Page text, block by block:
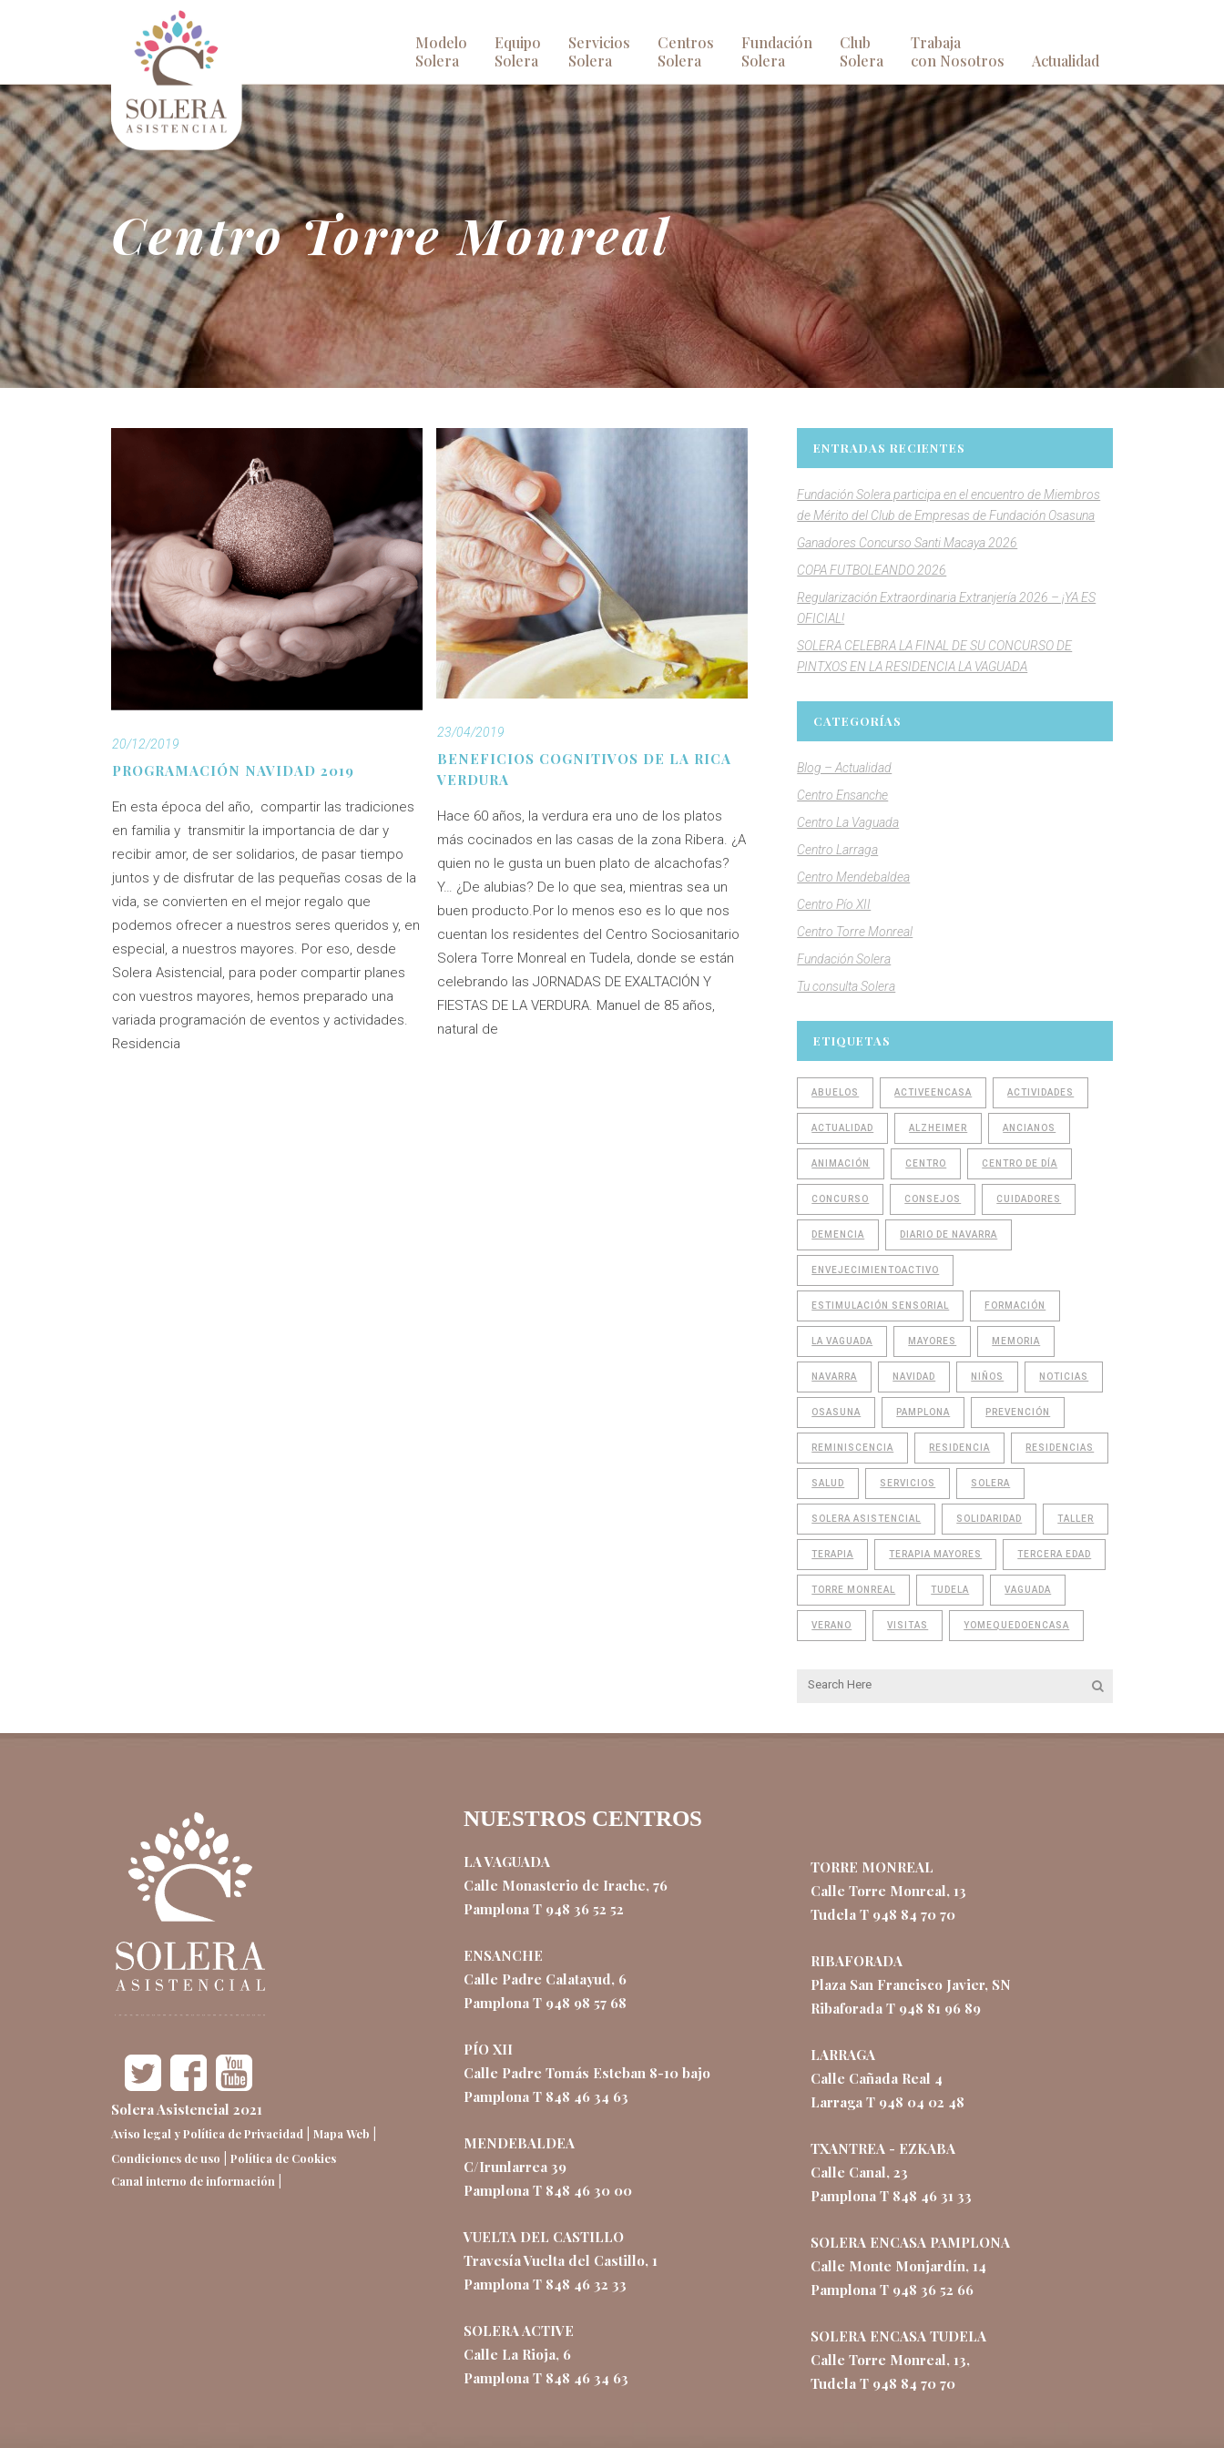
Modelo
Solera
Equipo
Solera
Servicios
Solera
Centros
Solera
Fundación
Solera
Club
Solera
Trabaja
con Nosotros
Actualidad
Centro Torre Monreal
20/12/2019
PROGRAMACIÓN NAVIDAD 2019
En esta época del año, compartir las tradiciones
en familia y transmitir la importancia de dar y
recibir amor, de ser solidarios, de pasar tiempo
juntos y de disfrutar de las pequeñas cosas de la
vida, se convierten en el mejor regalo que
podemos ofrecer a nuestros seres queridos y, en
especial, a nuestros mayores. Por eso, desde
Solera Asistencial, para poder compartir planes
con vuestros mayores, hemos preparado una
variada programación de eventos y actividades.
Residencia
23/04/2019
BENEFICIOS COGNITIVOS DE LA RICA
VERDURA
Hace 60 años, la verdura era uno de los platos
más cocinados en las casas de la zona Ribera. ¿A
quien no le gusta un buen plato de alcachofas?
Y… ¿De alubias? De lo que sea, mientras sea un
buen producto.Por lo menos eso es lo que nos
cuentan los residentes del Centro Sociosanitario
Solera Torre Monreal en Tudela, donde se están
celebrando las JORNADAS DE EXALTACIÓN Y
FIESTAS DE LA VERDURA. Manuel de 85 años,
natural de
ENTRADAS RECIENTES
Fundación Solera participa en el encuentro de Miembros
de Mérito del Club de Empresas de Fundación Osasuna
Ganadores Concurso Santi Macaya 2026
COPA FUTBOLEANDO 2026
Regularización Extraordinaria Extranjería 2026 – ¡YA ES
OFICIAL!
SOLERA CELEBRA LA FINAL DE SU CONCURSO DE
PINTXOS EN LA RESIDENCIA LA VAGUADA
CATEGORÍAS
Blog – Actualidad
Centro Ensanche
Centro La Vaguada
Centro Larraga
Centro Mendebaldea
Centro Pío XII
Centro Torre Monreal
Fundación Solera
Tu consulta Solera
ETIQUETAS
ABUELOS ACTIVEENCASA ACTIVIDADES
ACTUALIDAD ALZHEIMER ANCIANOS
ANIMACIÓN CENTRO CENTRO DE DÍA
CONCURSO CONSEJOS CUIDADORES
DEMENCIA DIARIO DE NAVARRA
ENVEJECIMIENTOACTIVO
ESTIMULACIÓN SENSORIAL FORMACIÓN
LA VAGUADA MAYORES MEMORIA
NAVARRA NAVIDAD NIÑOS NOTICIAS
OSASUNA PAMPLONA PREVENCIÓN
REMINISCENCIA RESIDENCIA RESIDENCIAS
SALUD SERVICIOS SOLERA
SOLERA ASISTENCIAL SOLIDARIDAD TALLER
TERAPIA TERAPIA MAYORES TERCERA EDAD
TORRE MONREAL TUDELA VAGUADA
VERANO VISITAS YOMEQUEDOENCASA
Solera Asistencial 2021
Aviso legal y Política de Privacidad Mapa Web
Condiciones de uso
Política de Cookies
Canal interno de información
NUESTROS CENTROS
LA VAGUADA
Calle Monasterio de Irache, 76
Pamplona T 948 36 52 52
ENSANCHE
Calle Padre Calatayud, 6
Pamplona T 948 98 57 68
PÍO XII
Calle Padre Tomás Esteban 8-10 bajo
Pamplona T 848 46 34 63
MENDEBALDEA
C/Irunlarrea 39
Pamplona T 848 46 30 00
VUELTA DEL CASTILLO
Travesía Vuelta del Castillo, 1
Pamplona T 848 46 32 33
SOLERA ACTIVE
Calle La Rioja, 6
Pamplona T 848 46 34 63
TORRE MONREAL
Calle Torre Monreal, 13
Tudela T 948 84 70 70
RIBAFORADA
Plaza San Francisco Javier, SN
Ribaforada T 948 81 96 89
LARRAGA
Calle Cañada Real 4
Larraga T 948 04 02 48
TXANTREA - EZKABA
Calle Canal, 23
Pamplona T 848 46 31 33
SOLERA ENCASA PAMPLONA
Calle Monte Monjardín, 14
Pamplona T 948 36 52 66
SOLERA ENCASA TUDELA
Calle Torre Monreal, 13,
Tudela T 948 84 70 70